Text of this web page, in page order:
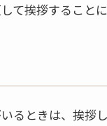
挨拶すること
るときは、挨拶し